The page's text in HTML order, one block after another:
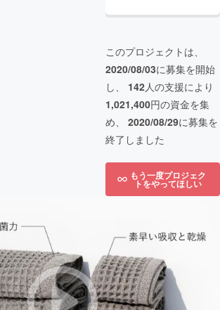
このプロジェクトは、
2020/08/03に募集を開始
し、 142人の支援により
1,021,400円の資金を集
め、 2020/08/29に募集を
終了しました
もう一度プロジェク
トをやってほしい